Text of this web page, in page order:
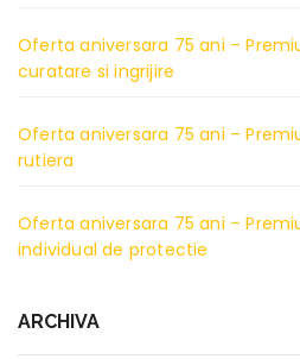
Oferta aniversara 75 ani –
curatare si ingrijire
Oferta aniversara 75 ani –
rutiera
Oferta aniversara 75 ani –
individual de protectie
ARCHIVA